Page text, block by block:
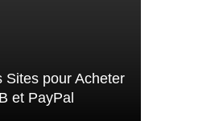
Sites pour Acheter
et PayPal